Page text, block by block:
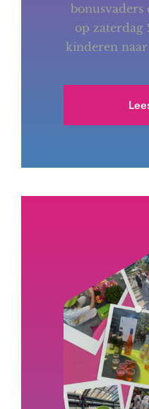
bonusvaders
op zaterdag
kinderen naar